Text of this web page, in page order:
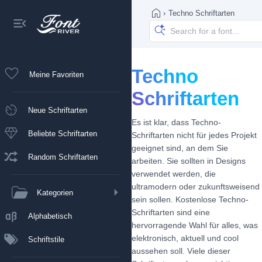
Meine Favoriten
Neue Schriftarten
Beliebte Schriftarten
Random Schriftarten
Kategorien
Alphabetisch
Schriftstile
› Techno Schriftarten
Techno
Schriftarten
Es ist klar, dass Techno-
Schriftarten nicht für jedes Projekt
geeignet sind, an dem Sie
arbeiten. Sie sollten in Designs
verwendet werden, die
ultramodern oder zukunftsweisend
sein sollen. Kostenlose Techno-
Schriftarten sind eine
hervorragende Wahl für alles, was
elektronisch, aktuell und cool
aussehen soll. Viele dieser